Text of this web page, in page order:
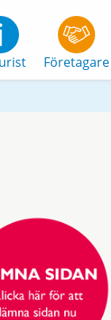
Företagare